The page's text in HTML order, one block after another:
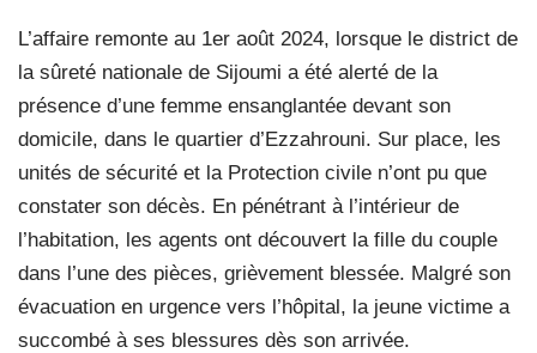
L’affaire remonte au 1er août 2024, lorsque le district de
la sûreté nationale de Sijoumi a été alerté de la
présence d’une femme ensanglantée devant son
domicile, dans le quartier d’Ezzahrouni. Sur place, les
unités de sécurité et la Protection civile n’ont pu que
constater son décès. En pénétrant à l’intérieur de
l’habitation, les agents ont découvert la fille du couple
dans l’une des pièces, grièvement blessée. Malgré son
évacuation en urgence vers l’hôpital, la jeune victime a
succombé à ses blessures dès son arrivée.